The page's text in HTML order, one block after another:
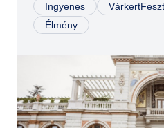
Ingyenes VárkertFeszt
Élmény